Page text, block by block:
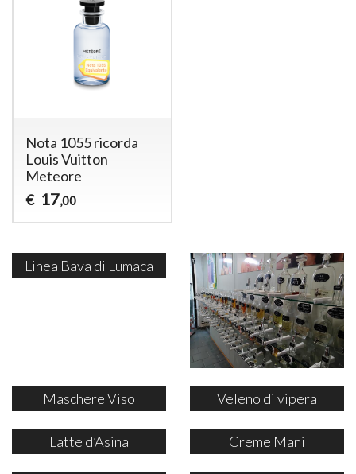
Nota 1055 ricorda
Louis Vuitton
Meteore
€ 17,00
Linea Bava di Lumaca
Maschere Viso Veleno di vipera
Latte d’Asina Creme Mani